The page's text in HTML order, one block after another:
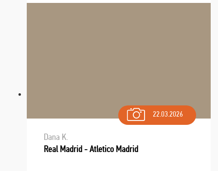
22.03.2026
Dana K.
Real Madrid - Atletico Madrid